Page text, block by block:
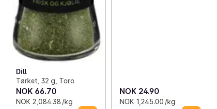
Dill
Tørket, 32 g, Toro
NOK 66.70
NOK 2,084.38 /kg
NOK 24.90
NOK 1,245.00 /kg